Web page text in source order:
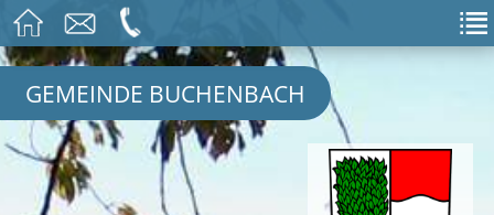
GEMEINDE BUCHENBACH